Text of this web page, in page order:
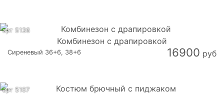
арт 5136
Комбинезон с драпировкой
Сиреневый 36+6, 38+6 16900 руб
арт 5107